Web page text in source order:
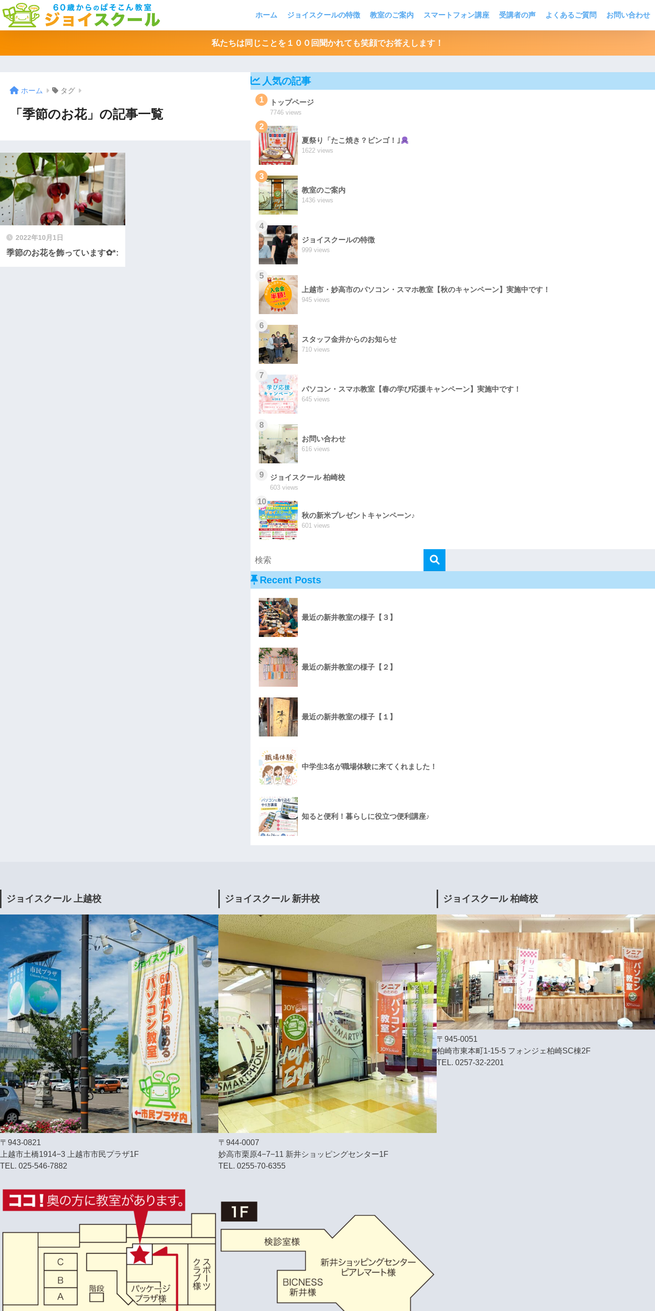
ホーム ジョイスクールの特徴 教室のご案内 スマートフォン講座 受講者の声 よくあるご質問 お問い合わせ
私たちは同じことを１００回聞かれても笑顔でお答えします！
ホーム タグ
「季節のお花」の記事一覧
2022年10月1日
季節のお花を飾っています✿*:
人気の記事
1 トップページ
7746 views
2
夏祭り「たこ焼き？ビンゴ！｣
1622 views
3
教室のご案内
1436 views
4
ジョイスクールの特徴
999 views
5
上越市・妙高市のパソコン・スマホ教室【秋のキャンペーン】実施中です！
945 views
6
スタッフ金井からのお知らせ
710 views
7
パソコン・スマホ教室【春の学び応援キャンペーン】実施中です！
645 views
8
お問い合わせ
616 views
9 ジョイスクール 柏崎校
603 views
10
秋の新米プレゼントキャンペーン♪
601 views
Recent Posts
最近の新井教室の様子【３】
最近の新井教室の様子【２】
最近の新井教室の様子【１】
中学生3名が職場体験に来てくれました！
知ると便利！暮らしに役立つ便利講座♪
ジョイスクール 上越校
〒943-0821
上越市土橋1914−3 上越市市民プラザ1F
TEL. 025-546-7882
ジョイスクール 新井校
〒944-0007
妙高市栗原4−7−11 新井ショッピングセンター1F
TEL. 0255-70-6355
ジョイスクール 柏崎校
〒945-0051
柏崎市東本町1-15-5 フォンジェ柏崎SC棟2F
TEL. 0257-32-2201